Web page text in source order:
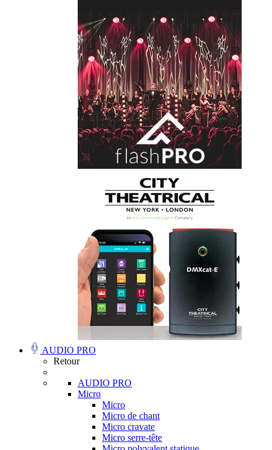
AUDIO PRO
Retour
AUDIO PRO
Micro
Micro
Micro de chant
Micro cravate
Micro serre-tête